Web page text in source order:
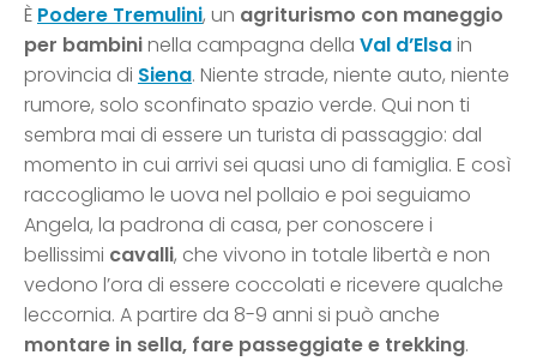
È Podere Tremulini, un agriturismo con maneggio
per bambininella campagna della Val d’Elsain
provincia di Siena. Niente strade, niente auto, niente
rumore, solo sconfinato spazio verde. Qui non ti
sembra mai di essere un turista di passaggio: dal
momento in cui arrivi sei quasi uno di famiglia. E così
raccogliamo le uova nel pollaio e poi seguiamo
Angela, la padrona di casa, per conoscere i
bellissimi cavalli, che vivono in totale libertà e non
vedono l’ora di essere coccolati e ricevere qualche
leccornia. A partire da 8-9 anni si può anche
montare in sella, fare passeggiate e trekking.